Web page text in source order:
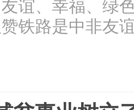
谊、幸福、绿
铁路是中非友